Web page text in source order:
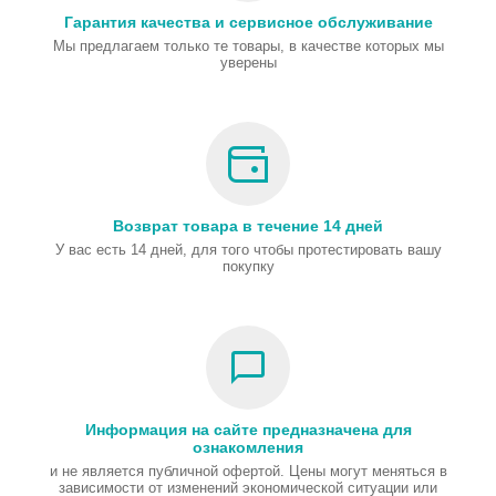
Гарантия качества и сервисное обслуживание
Мы предлагаем только те товары, в качестве которых мы
уверены
Возврат товара в течение 14 дней
У вас есть 14 дней, для того чтобы протестировать вашу
покупку
Информация на сайте предназначена для
ознакомления
и не является публичной офертой. Цены могут меняться в
зависимости от изменений экономической ситуации или